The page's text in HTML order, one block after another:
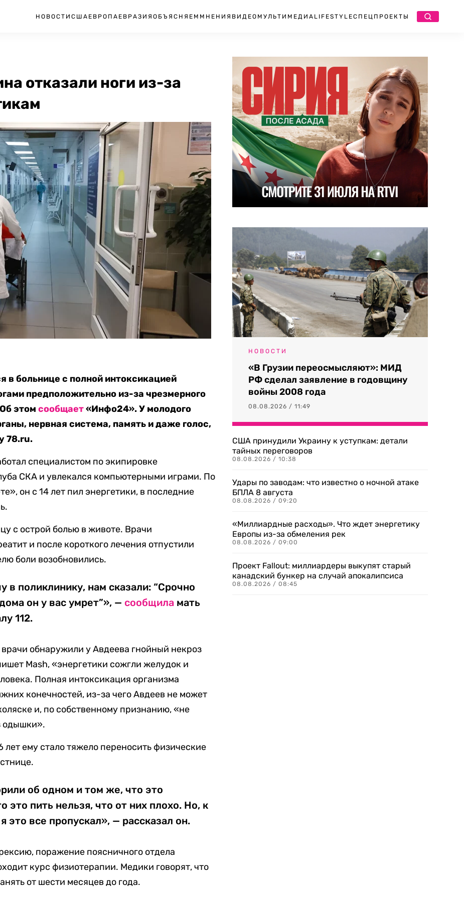
НОВОСТИ США ЕВРОПА ЕВРАЗИЯ ОБЪЯСНЯЕМ МНЕНИЯ ВИДЕО МУЛЬТИМЕДИА LIFESTYLEСПЕЦПРОЕКТЫ
отказали ноги из-за
в больнице с полной интоксикацией
предположительно из-за чрезмерного
Об этомсообщает«Инфо24». У молодого
нервная система, память и даже голос,
78.ru.
специалистом по экипировке
СКА и увлекался компьютерными играми. По
он с 14 лет пил энергетики, в последние
с острой болью в животе. Врачи
и после короткого лечения отпустили
боли возобновились.
в поликлинику, нам сказали: “Срочно
он у вас умрет”», — сообщила мать
112.
обнаружили у Авдеева гнойный некроз
Mash, «энергетики сожгли желудок и
Полная интоксикация организма
конечностей, из-за чего Авдеев не может
и, по собственному признанию, «не
одышки».
лет ему стало тяжело переносить физические
об одном и том же, что это
это пить нельзя, что от них плохо. Но, к
все пропускал», — рассказал он.
поражение поясничного отдела
курс физиотерапии. Медики говорят, что
от шести месяцев до года.
НОВОСТИ
«В Грузии переосмысляют»: МИД
РФ сделал заявление в годовщину
войны 2008 года
08.08.2026 / 11:49
США принудили Украину к уступкам: детали
тайных переговоров
08.08.2026 / 10:38
Удары по заводам: что известно о ночной атаке
БПЛА 8 августа
08.08.2026 / 09:20
«Миллиардные расходы». Что ждет энергетику
Европы из-за обмеления рек
08.08.2026 / 09:00
Проект Fallout: миллиардеры выкупят старый
канадский бункер на случай апокалипсиса
08.08.2026 / 08:45